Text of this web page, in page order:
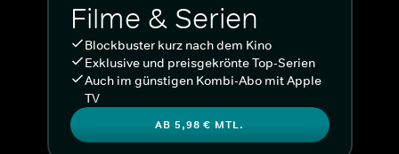
Filme & Serien
Blockbuster kurz nach dem Kino
Exklusive und preisgekrönte Top-Serien
Auch im günstigen Kombi-Abo mit Apple
TV
AB 5,98 € MTL.